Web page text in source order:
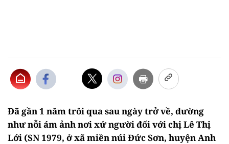
Đã gần 1 năm trôi qua sau ngày trở về, dường
như nỗi ám ảnh nơi xứ người đối với chị Lê Thị
Lới (SN 1979, ở xã miền núi Đức Sơn, huyện Anh